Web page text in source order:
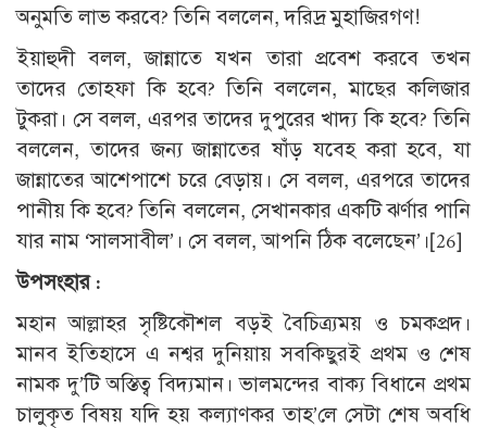
অনুমতি লাভ করবে? তিনি বললেন, দরিদ্র মুহাজিরগণ!
ইয়াহুদী বলল, জান্নাতে যখন তারা প্রবেশ করবে তখন
তাদের তোহফা কি হবে? তিনি বললেন, মাছের কলিজার
টুকরা। সে বলল, এরপর তাদের দুপুরের খাদ্য কি হবে? তিনি
বললেন, তাদের জন্য জান্নাতের ষাঁড় যবেহ করা হবে, যা
জান্নাতের আশেপাশে চরে বেড়ায়। সে বলল, এরপরে তাদের
পানীয় কি হবে? তিনি বললেন, সেখানকার একটি ঝর্ণার পানি
যার নাম ‘সালসাবীল’। সে বলল, আপনি ঠিক বলেছেন’।[26]
উপসংহার :
মহান আল্লাহর সৃষ্টিকৌশল বড়ই বৈচিত্র্যময় ও চমকপ্রদ।
মানব ইতিহাসে এ নশ্বর দুনিয়ায় সবকিছুরই প্রথম ও শেষ
নামক দু’টি অস্তিত্ব বিদ্যমান। ভালমন্দের বাক্য বিধানে প্রথম
চালুকৃত বিষয় যদি হয় কল্যাণকর তাহ’লে সেটা শেষ অবধি